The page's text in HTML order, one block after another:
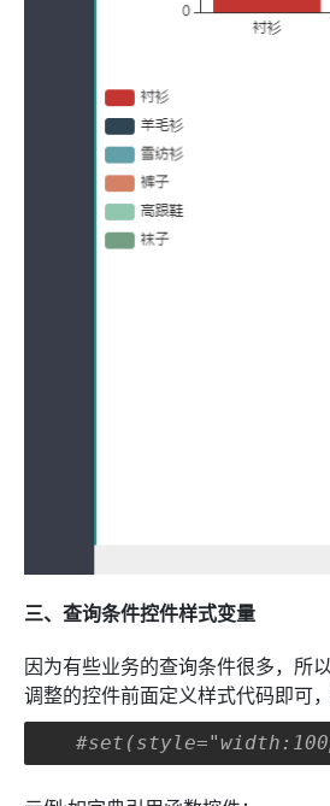
三、查询条件控件样式变量
因为有些业务的查询条件很多，所
调整的控件前面定义样式代码即可，